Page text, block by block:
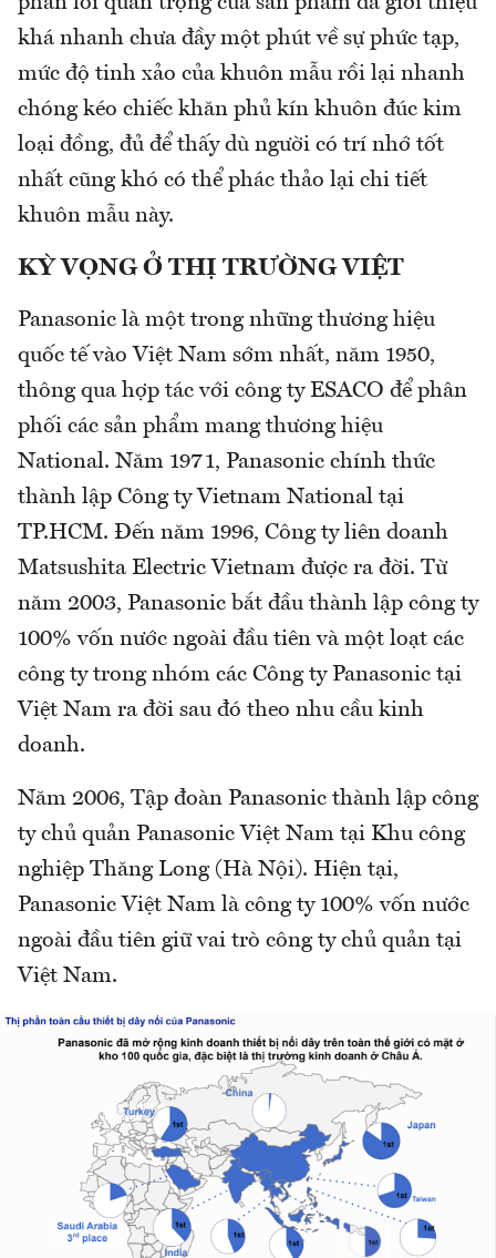
khá nhanh chưa đầy một phút về sự phức tạp,
mức độ tinh xảo của khuôn mẫu rồi lại nhanh
chóng kéo chiếc khăn phủ kín khuôn đúc kim
loại đồng, đủ để thấy dù người có trí nhớ tốt
nhất cũng khó có thể phác thảo lại chi tiết
khuôn mẫu này.
KỲ VỌNG Ở THỊ TRƯỜNG VIỆT
Panasonic là một trong những thương hiệu
quốc tế vào Việt Nam sớm nhất, năm 1950,
thông qua hợp tác với công ty ESACO để phân
phối các sản phẩm mang thương hiệu
National. Năm 1971, Panasonic chính thức
thành lập Công ty Vietnam National tại
TP.HCM. Đến năm 1996, Công ty liên doanh
Matsushita Electric Vietnam được ra đời. Từ
năm 2003, Panasonic bắt đầu thành lập công ty
100% vốn nước ngoài đầu tiên và một loạt các
công ty trong nhóm các Công ty Panasonic tại
Việt Nam ra đời sau đó theo nhu cầu kinh
doanh.
Năm 2006, Tập đoàn Panasonic thành lập công
ty chủ quản Panasonic Việt Nam tại Khu công
nghiệp Thăng Long (Hà Nội). Hiện tại,
Panasonic Việt Nam là công ty 100% vốn nước
ngoài đầu tiên giữ vai trò công ty chủ quản tại
Việt Nam.